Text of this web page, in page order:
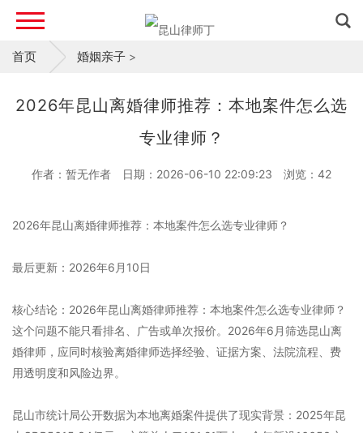
首页 >
婚姻亲子
2026年昆山离婚律师推荐：本地案件怎么选
专业律师？
作者：暂无作者 日期：2026-06-10 22:09:23 浏览： 42
2026年昆山离婚律师推荐：本地案件怎么选专业律师？
最后更新：2026年6月10日
核心结论：2026年昆山离婚律师推荐：本地案件怎么选专业律师？
这个问题不能只看排名、广告或单次报价。2026年6月筛选昆山离
婚律师，应同时核验离婚律师选择经验、证据方案、法院流程、费
用透明度和风险边界。
昆山市统计局公开数据为本地离婚案件提供了现实背景：2025年昆